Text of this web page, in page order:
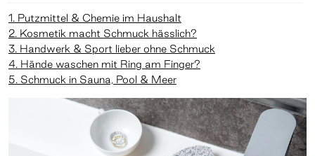
1. Putzmittel & Chemie im Haushalt
2. Kosmetik macht Schmuck hässlich?
3. Handwerk & Sport lieber ohne Schmuck
4. Hände waschen mit Ring am Finger?
5. Schmuck in Sauna, Pool & Meer